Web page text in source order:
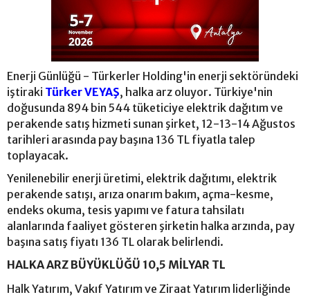
Enerji Günlüğü - Türkerler Holding'in enerji sektöründeki
iştiraki Türker VEYAŞ, halka arz oluyor. Türkiye'nin
doğusunda 894 bin 544 tüketiciye elektrik dağıtım ve
perakende satış hizmeti sunan şirket, 12-13-14 Ağustos
tarihleri arasında pay başına 136 TL fiyatla talep
toplayacak.
Yenilenebilir enerji üretimi, elektrik dağıtımı, elektrik
perakende satışı, arıza onarım bakım, açma-kesme,
endeks okuma, tesis yapımı ve fatura tahsilatı
alanlarında faaliyet gösteren şirketin halka arzında, pay
başına satış fiyatı 136 TL olarak belirlendi.
HALKA ARZ BÜYÜKLÜĞÜ 10,5 MİLYAR TL
Halk Yatırım, Vakıf Yatırım ve Ziraat Yatırım liderliğinde